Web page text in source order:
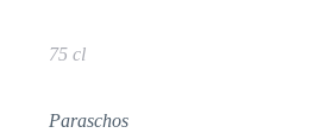
75 cl
Paraschos